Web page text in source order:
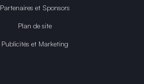
Partenaires et Sponsors
Plan de site
Publicités et Marketing